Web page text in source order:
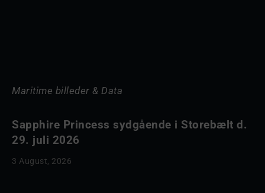
Maritime billeder & Data
Sapphire Princess sydgående i Storebælt d.
29. juli 2026
3 August, 2026